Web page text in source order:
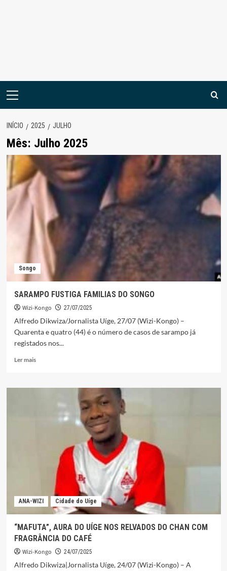
Menu
INÍCIO 2025 JULHO
Mês: Julho 2025
Songo
SARAMPO FUSTIGA FAMILIAS DO SONGO
Wizi-Kongo 27/07/2025
Alfredo Dikwiza/Jornalista Uíge, 27/07 (Wizi-Kongo) –
Quarenta e quatro (44) é o número de casos de sarampo já
registados nos...
Ler maisLeia
SARAMPO
FAMILIAS
ANA-WIZI Cidade do Uíge
“MAFUTA”, AURA DO UÍGE NOS RELVADOS DO CHAN COM
FRAGRÂNCIA DO CAFÉ
Wizi-Kongo 24/07/2025
Alfredo Dikwiza|Jornalista Uíge, 24/07 (Wizi-Kongo) – A